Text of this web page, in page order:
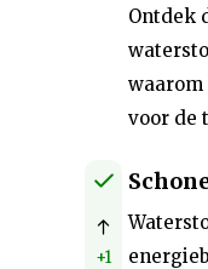
Ontdek
waarom
voor de
+1